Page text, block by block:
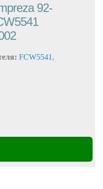
92-
FCW5541 ,